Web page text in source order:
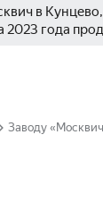
в
2023 года
Заводу